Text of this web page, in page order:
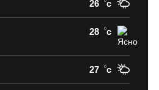
26 c
28 c
27 c